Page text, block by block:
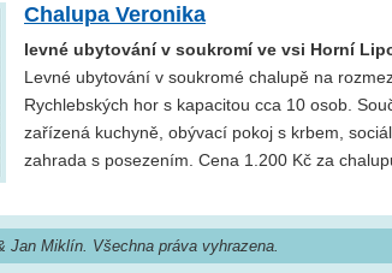
Chalupa Veronika
levné ubytování v soukromí ve vsi Horní
Levné ubytování v soukromé chalupě na
Rychlebských hor s kapacitou cca 10 osob.
zařízená kuchyně, obývací pokoj s krbem,
zahrada s posezením. Cena 1.200 Kč za
Jan Miklín. Všechna práva vyhrazena.